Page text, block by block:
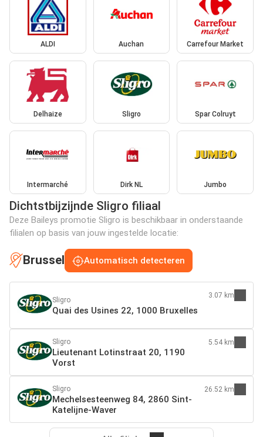
ALDI Auchan Carrefour Market
Delhaize Sligro Spar Colruyt
Intermarché Dirk NL Jumbo
Dichtstbijzijnde Sligro filiaal
Deze Baileys promotie Sligro is beschikbaar in onderstaande
filialen op basis van jouw ingestelde locatie:
Brussel Automatisch detecteren
Sligro
Quai des Usines 22, 1000 Bruxelles
3.07 km
Sligro
Lieutenant Lotinstraat 20, 1190
Vorst
5.54 km
Sligro
Mechelsesteenweg 84, 2860 Sint-
Katelijne-Waver
26.52 km